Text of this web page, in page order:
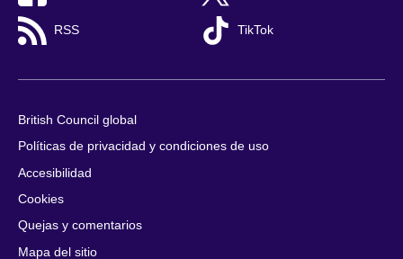
RSS TikTok
British Council global
Políticas de privacidad y condiciones de uso
Accesibilidad
Cookies
Quejas y comentarios
Mapa del sitio